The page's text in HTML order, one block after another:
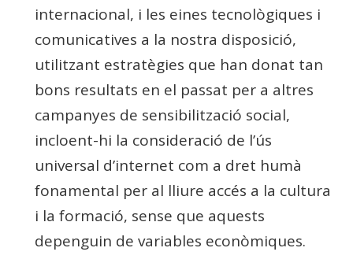
internacional, i les eines tecnològiques i
comunicatives a la nostra disposició,
utilitzant estratègies que han donat tan
bons resultats en el passat per a altres
campanyes de sensibilització social,
incloent-hi la consideració de l’ús
universal d’internet com a dret humà
fonamental per al lliure accés a la cultura
i la formació, sense que aquests
depenguin de variables econòmiques.